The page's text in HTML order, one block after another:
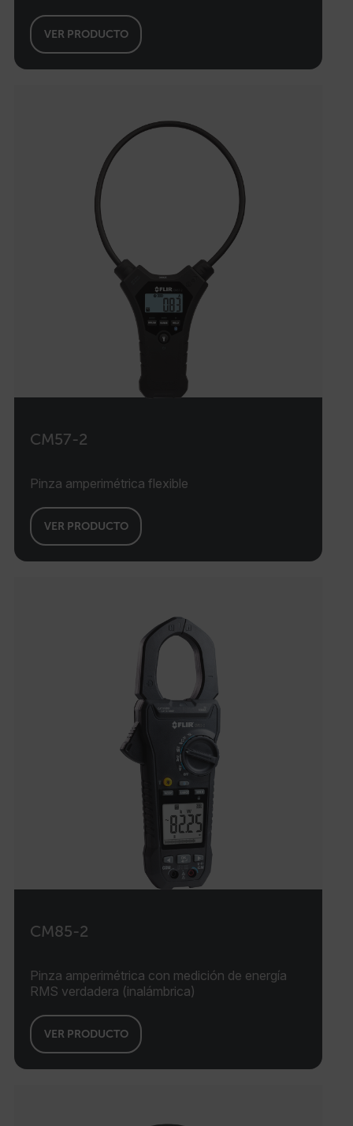
VER PRODUCTO
CM57-2
Pinza amperimétrica flexible
VER PRODUCTO
CM85-2
Pinza amperimétrica con medición de energía
RMS verdadera (inalámbrica)
VER PRODUCTO